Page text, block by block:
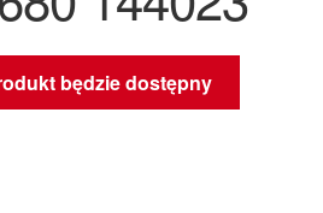
będzie dostępny